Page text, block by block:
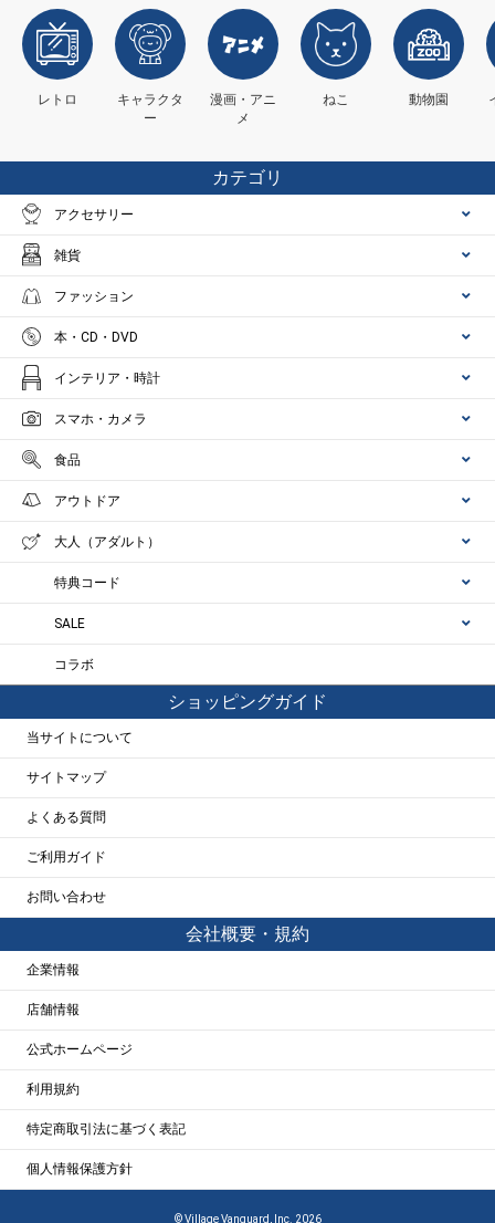
レトロ
キャラクタ
ー
漫画・アニ
メ
ねこ 動物園
カテゴリ
アクセサリー
雑貨
ファッション
本・CD・DVD
インテリア・時計
スマホ・カメラ
食品
アウトドア
大人（アダルト）
特典コード
SALE
コラボ
ショッピングガイド
当サイトについて
サイトマップ
よくある質問
ご利用ガイド
お問い合わせ
会社概要・規約
企業情報
店舗情報
公式ホームページ
利用規約
特定商取引法に基づく表記
個人情報保護方針
© Village Vanguard, Inc. 2026